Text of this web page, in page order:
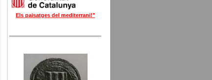
Els paisatges del mediterrani!"